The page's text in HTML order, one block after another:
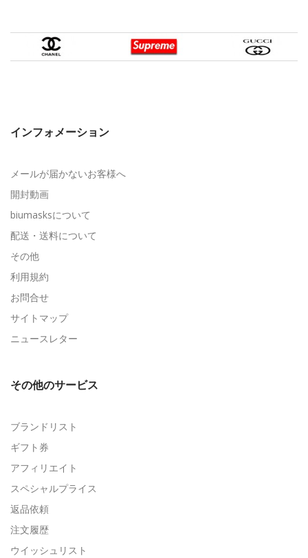
インフォメーション
メールが届かないお客様へ
開封動画
biumasksについて
配送・送料について
その他
利用規約
お問合せ
サイトマップ
ニュースレター
その他のサービス
ブランドリスト
ギフト券
アフィリエイト
スペシャルプライス
返品依頼
注文履歴
ウイッシュリスト